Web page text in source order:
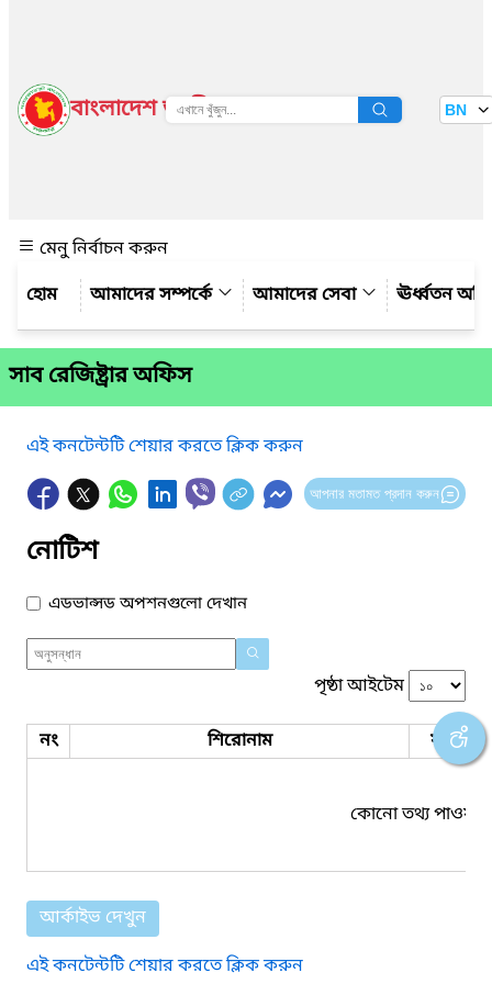
বাংলাদেশ জাতীয় তথ্য বাতায়ন BN
মেনু নির্বাচন করুন
আমাদের সম্পর্কে
আমাদের সেবা ঊর্ধ্বতন
সাব রেজিষ্ট্রার অফিস
এই কনটেন্টটি শেয়ার করতে ক্লিক করুন
আপনার মতামত প্রদান করুন
নোটিশ
এডভান্সড অপশনগুলো দেখান
পৃষ্ঠা আইটেম
নং শিরোনাম ফাইল
কোনো তথ্য পাওয়া
আর্কাইভ দেখুন
এই কনটেন্টটি শেয়ার করতে ক্লিক করুন